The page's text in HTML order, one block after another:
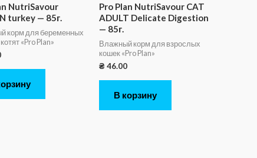
NutriSavour
turkey — 85г.
корм для беременных
«Pro Plan»
Pro Plan NutriSavour CAT
ADULT Delicate Digestion
— 85г.
Влажный корм для взрослых
кошек «Pro Plan»
₴ 46.00
В корзину